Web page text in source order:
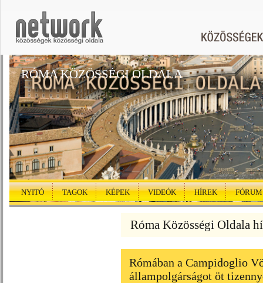
RÓMA KÖZÖSSÉGI OLDALA
NYITÓ TAGOK KÉPEK VIDEÓK HÍREK FÓRUM
Róma Közösségi Oldala
Rómában a Campidoglio
állampolgárságot öt